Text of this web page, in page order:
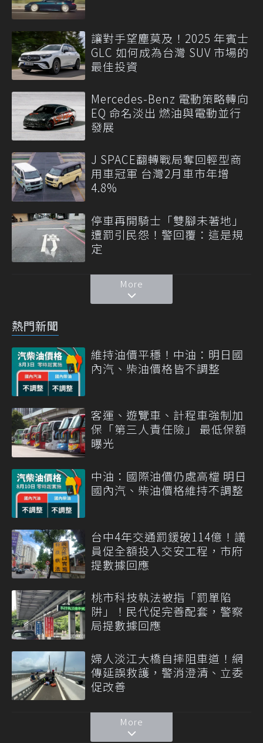
讓對手望塵莫及！2025 年賓士
GLC 如何成為台灣 SUV 市場的
最佳投資
Mercedes-Benz 電動策略轉向
EQ 命名淡出 燃油與電動並行
發展
J SPACE翻轉戰局奪回輕型商
用車冠軍 台灣2月車市年增
4.8%
停車再開騎士「雙腳未著地」
遭罰引民怨！警回覆：這是規
定
More
熱門新聞
維持油價平穩！中油：明日國
內汽、柴油價格皆不調整
客運、遊覽車、計程車強制加
保「第三人責任險」 最低保額
曝光
中油：國際油價仍處高檔 明日
國內汽、柴油價格維持不調整
台中4年交通罰鍰破114億！議
員促全額投入交安工程，市府
提數據回應
桃市科技執法被指「罰單陷
阱」！民代促完善配套，警察
局提數據回應
婦人淡江大橋自摔阻車道！網
傳延誤救護，警消澄清、立委
促改善
More